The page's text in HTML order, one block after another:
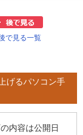
で見る一覧
げるパソコン手
内容は公開日